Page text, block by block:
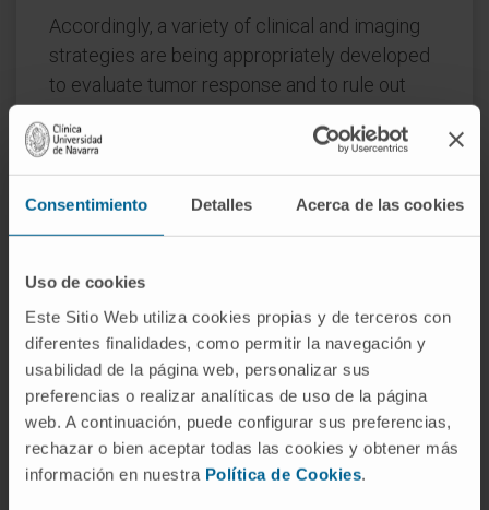
Consentimiento Detalles Acerca de las cookies
Uso de cookies
Este Sitio Web utiliza cookies propias y de terceros con
diferentes finalidades, como permitir la navegación y
usabilidad de la página web, personalizar sus
preferencias o realizar analíticas de uso de la página
web. A continuación, puede configurar sus preferencias,
rechazar o bien aceptar todas las cookies y obtener más
información en nuestra Política de Cookies.
Accordingly, a variety of clinical and imaging
strategies are being appropriately developed
to evaluate tumor response and to rule out
Our purpose is to critically summarize the
PubMed database, reference lists, and
abstracts from the latest scientific meetings.
Recent reports suggest anti-PD-1/PD-L1
agents are active in a subset of NSCLC
patients with BM showing acceptable toxicity.
These advances are expected to change
soon the management of these patients but